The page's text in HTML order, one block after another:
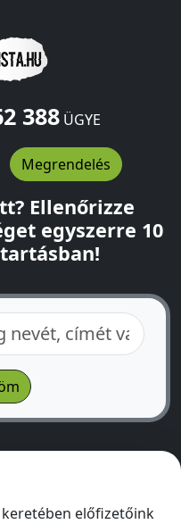
388ÜGYE
Megrendelés
Ellenőrizze
egyszerre 10
előfizetőink